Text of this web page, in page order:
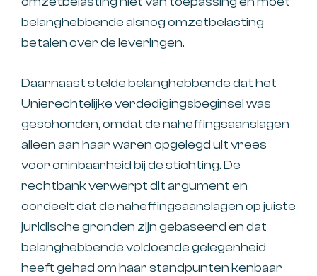
belanghebbende alsnog omzetbelasting
betalen over de leveringen.
Daarnaast stelde belanghebbende dat het
Unierechtelijke verdedigingsbeginsel was
geschonden, omdat de naheffingsaanslagen
alleen aan haar waren opgelegd uit vrees
voor oninbaarheid bij de stichting. De
rechtbank verwerpt dit argument en
oordeelt dat de naheffingsaanslagen op juiste
juridische gronden zijn gebaseerd en dat
belanghebbende voldoende gelegenheid
heeft gehad om haar standpunten kenbaar